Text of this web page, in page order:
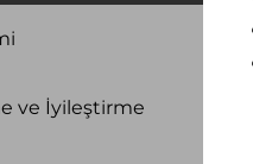
ve İyileştirme